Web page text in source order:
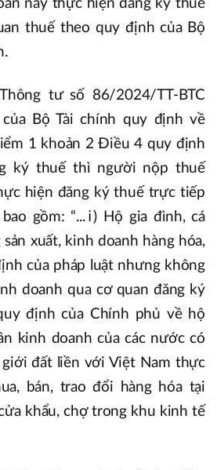
này thực hiện đăng ký thuế
thuế theo quy định của Bộ
tư số 86/2024/TT-BTC
Bộ Tài chính quy định về
1 khoản 2 Điều 4 quy định
ký thuế thì người nộp thuế
hiện đăng ký thuế trực tiếp
gồm: “...ⅰ) Hộ gia đình, cá
xuất, kinh doanh hàng hóa,
của pháp luật nhưng không
doanh qua cơ quan đăng ký
định của Chính phủ về hộ
kinh doanh của các nước có
đất liền với Việt Nam thực
bán, trao đổi hàng hóa tại
khẩu, chợ trong khu kinh tế